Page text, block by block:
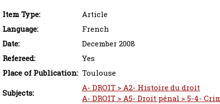
Item Type:
Article
Language:
French
Date:
December 2008
Refereed:
Yes
Place of Publication: Toulouse
Subjects:
A- DROIT > A2- Histoire du droit
A- DROIT > A5- Droit pénal > 5-4-